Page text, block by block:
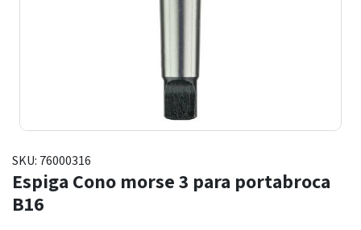
SKU: 76000316
Espiga Cono morse 3 para portabroca
B16